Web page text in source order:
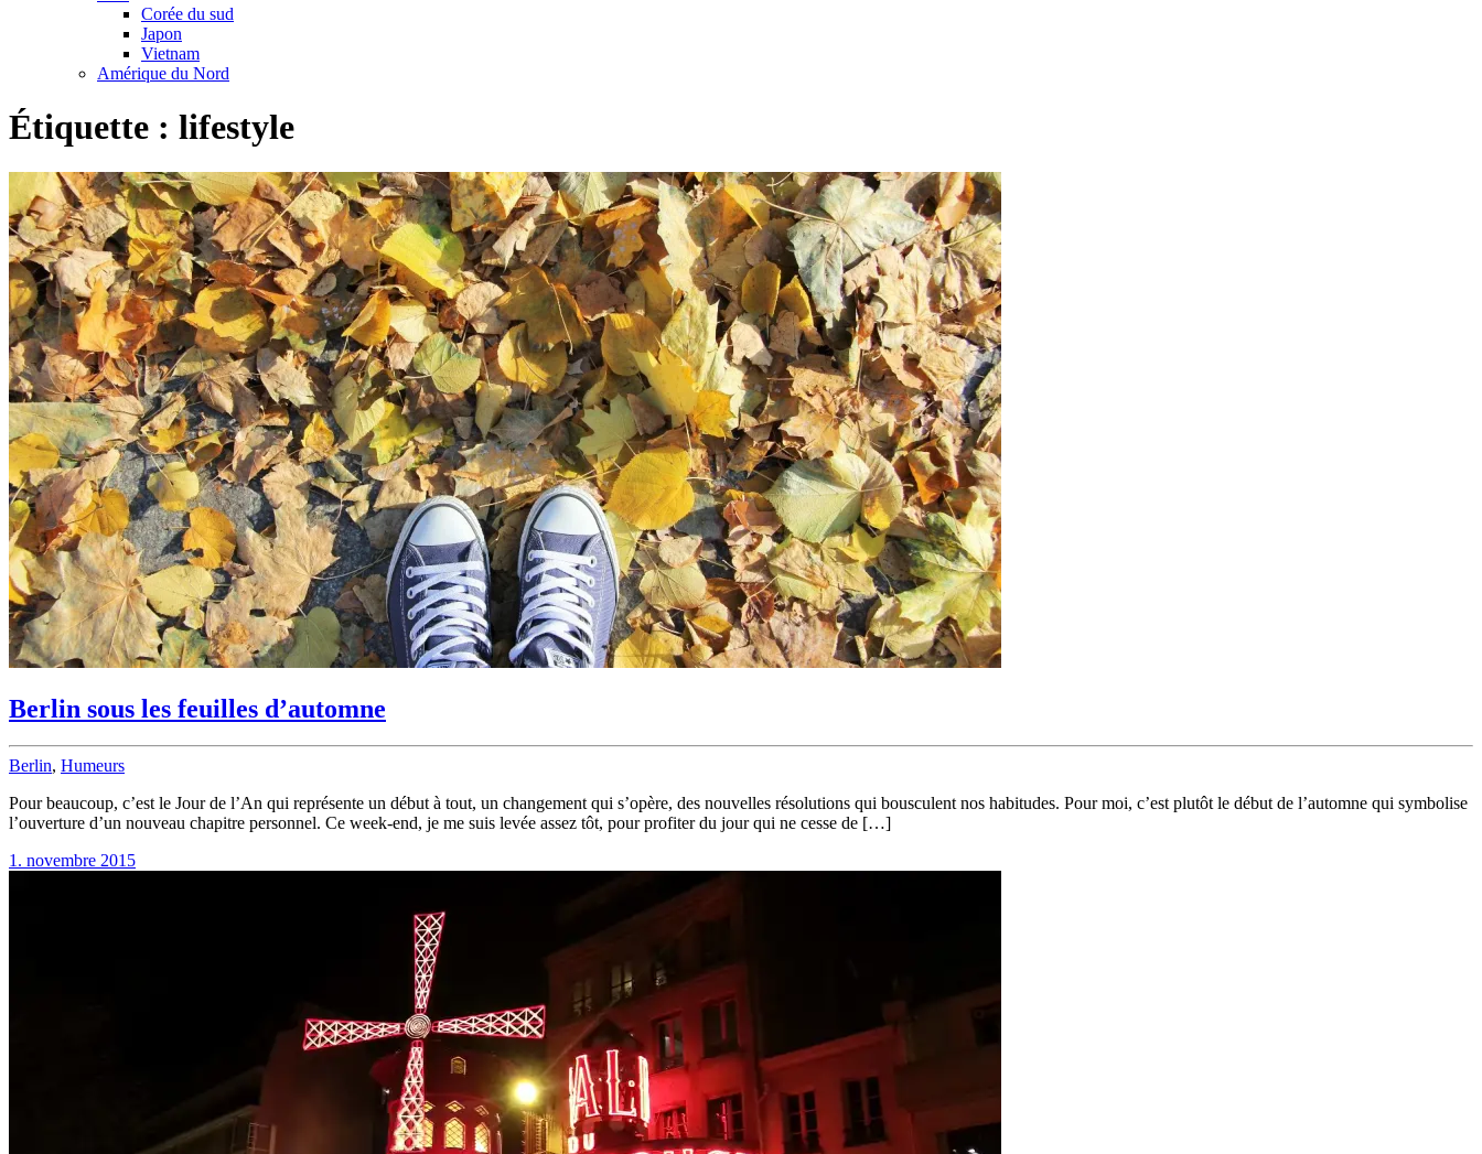
Corée du sud
Japon
Vietnam
Amérique du Nord
Étiquette : lifestyle
Berlin sous les feuilles d’automne
Berlin, Humeurs
Pour beaucoup, c’est le Jour de l’An qui représente un début à tout, un changement qui s’opère, des nouvelles résolutions qui bousculent nos habitudes. Pour moi, c’est plutôt le début de l’automne qui symbolise
l’ouverture d’un nouveau chapitre personnel. Ce week-end, je me suis levée assez tôt, pour profiter du jour qui ne cesse de […]
1. novembre 2015